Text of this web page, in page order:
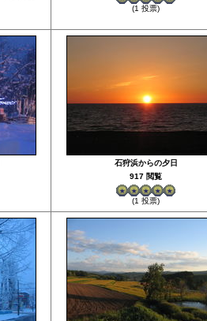
(1 投票)
石狩浜からの夕日
917 閲覧
(1 投票)